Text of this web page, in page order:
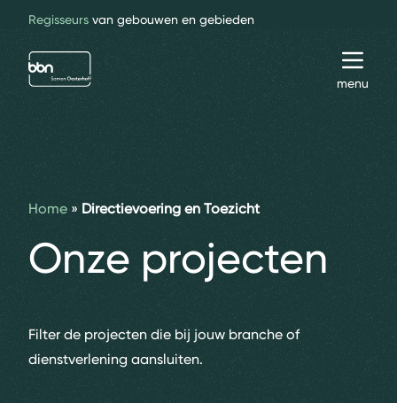
Regisseurs van gebouwen en gebieden
bbn adviseurs
menu
Home » Directievoering en Toezicht
Onze projecten
Filter de projecten die bij jouw branche of
dienstverlening aansluiten.